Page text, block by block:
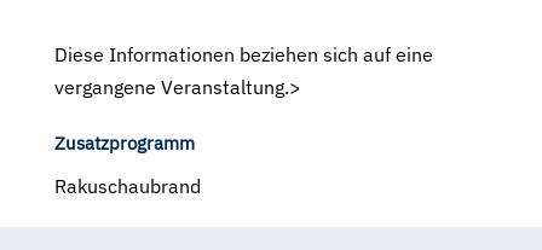
Diese Informationen beziehen sich auf eine
vergangene Veranstaltung.>
Zusatzprogramm
Rakuschaubrand